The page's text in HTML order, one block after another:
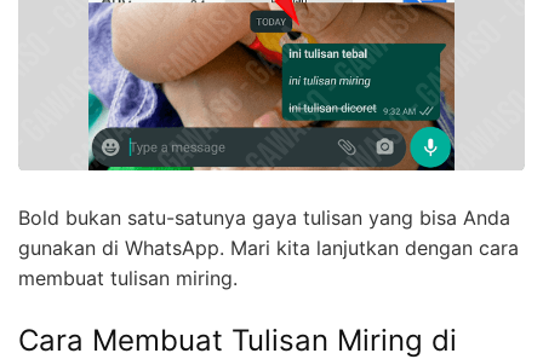
Bold bukan satu-satunya gaya tulisan yang bisa Anda
gunakan di WhatsApp. Mari kita lanjutkan dengan cara
membuat tulisan miring.
Cara Membuat Tulisan Miring di